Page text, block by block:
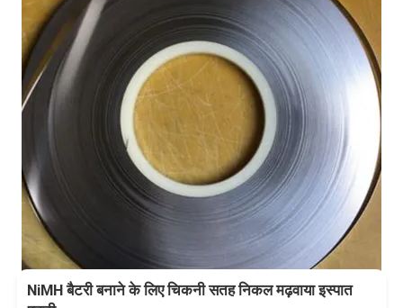
NiMH बैटरी बनाने के लिए चिकनी सतह निकल मढ़वाया इस्पात